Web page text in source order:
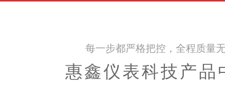
每一步都严格把控，全程质量
惠鑫仪表科技产品